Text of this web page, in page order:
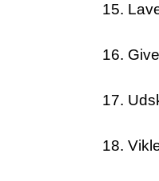
15.
16.
17.
18.